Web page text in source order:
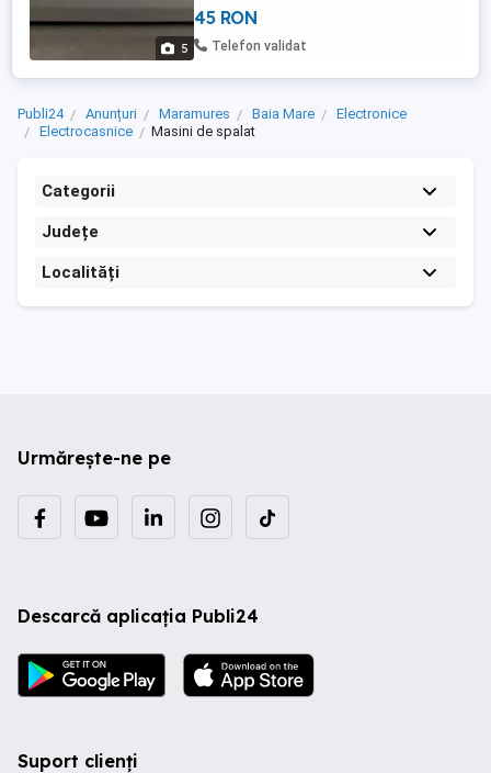
5
+ garnitura carcasa pompa 80 lei - alte
elemente Toate functionale, in stare buna
45 RON
Telefon validat
Publi24 Anunțuri Maramures Baia Mare
Electronice
Electrocasnice
Masini de spalat
Categorii
Județe
Localități
Urmărește-ne pe
Descarcă aplicația Publi24
Suport clienți